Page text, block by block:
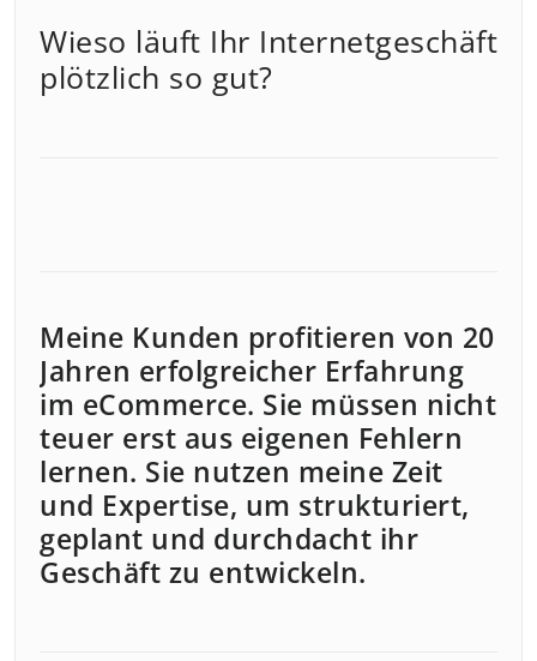
Wieso läuft Ihr Internetgeschäft
plötzlich so gut?
Meine Kunden profitieren von 20
Jahren erfolgreicher Erfahrung
im eCommerce. Sie müssen nicht
teuer erst aus eigenen Fehlern
lernen. Sie nutzen meine Zeit
und Expertise, um strukturiert,
geplant und durchdacht ihr
Geschäft zu entwickeln.